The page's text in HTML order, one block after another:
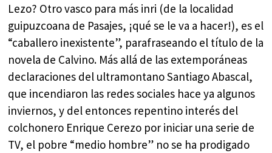
Lezo? Otro vasco para más inri (de la localidad
guipuzcoana de Pasajes, ¡qué se le va a hacer!), es el
“caballero inexistente”, parafraseando el título de la
novela de Calvino. Más allá de las extemporáneas
declaraciones del ultramontano Santiago Abascal,
que incendiaron las redes sociales hace ya algunos
inviernos, y del entonces repentino interés del
colchonero Enrique Cerezo por iniciar una serie de
TV, el pobre “medio hombre” no se ha prodigado